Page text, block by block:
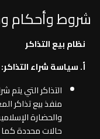
شروط وأحكام
نظام بيع التذاكر
أ. سياسة شراء التذاكر:
التذاكر التي
منفذ بيع تذاكر
والحضارة
حالات محددة